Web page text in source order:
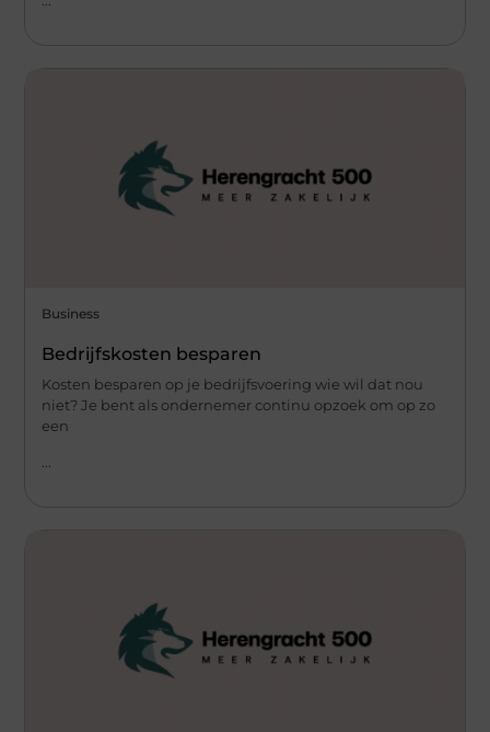
Business
Bedrijfskosten besparen
Kosten besparen op je bedrijfsvoering wie wil dat nou
niet? Je bent als ondernemer continu opzoek om op zo
een
...